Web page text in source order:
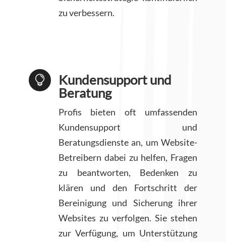
zu verbessern.

Kundensupport und
Beratung
Profis bieten oft umfassenden
Kundensupport und
Beratungsdienste an, um Website-
Betreibern dabei zu helfen, Fragen
zu beantworten, Bedenken zu
klären und den Fortschritt der
Bereinigung und Sicherung ihrer
Websites zu verfolgen. Sie stehen
zur Verfügung, um Unterstützung